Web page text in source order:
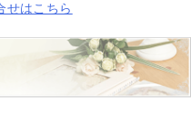
せはこちら